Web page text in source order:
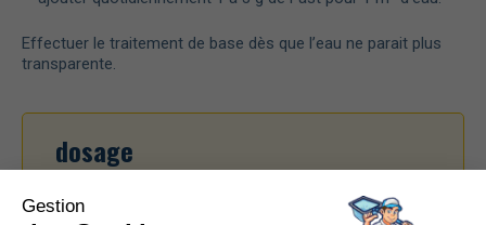
Effectuer le traitement de base dès que l’eau ne parait plus
transparente.
dosage